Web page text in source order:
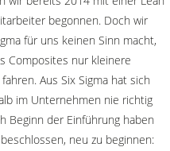
begonnen. Doch wir
für uns keinen Sinn macht,
Composites nur kleinere
Aus Six Sigma hat sich
im Unternehmen nie richtig
Beginn der Einführung haben
neu zu beginnen: